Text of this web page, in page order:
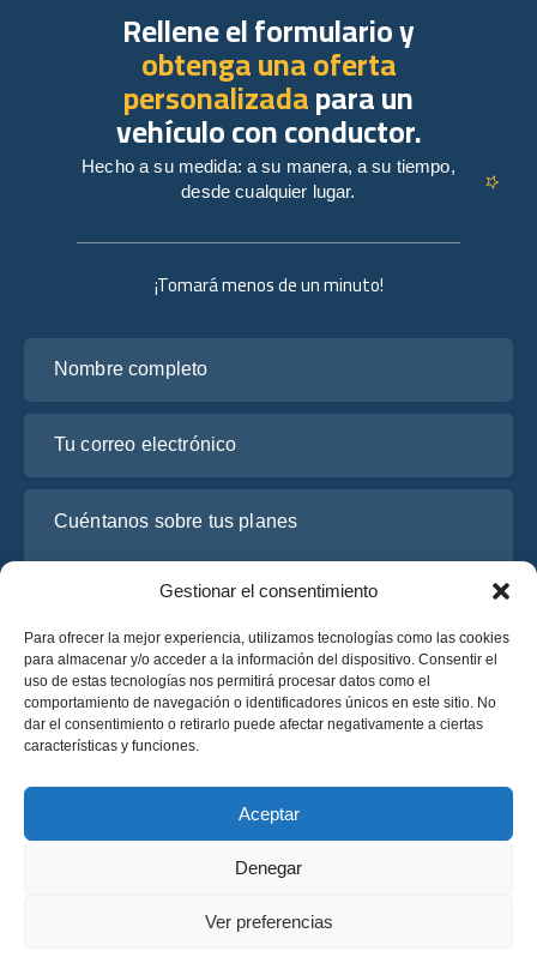
Gestionar el consentimiento
Para ofrecer la mejor experiencia, utilizamos tecnologías como las cookies
para almacenar y/o acceder a la información del dispositivo. Consentir el
uso de estas tecnologías nos permitirá procesar datos como el
comportamiento de navegación o identificadores únicos en este sitio. No
dar el consentimiento o retirarlo puede afectar negativamente a ciertas
características y funciones.
Aceptar
Denegar
Ver preferencias
¡Tomará menos de un minuto!
He leído y acepto la
Solicite un presupuesto
Solicite un presupuesto
Rellene el formulario y
obtenga una oferta
personalizadapara un
vehículo con conductor.
Hecho a su medida: a su manera, a su tiempo,
desde cualquier lugar.